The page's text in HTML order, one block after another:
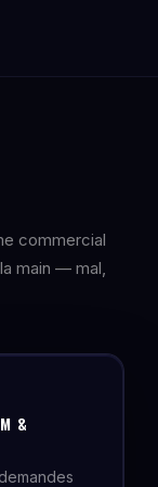
commercial
main — mal,
&